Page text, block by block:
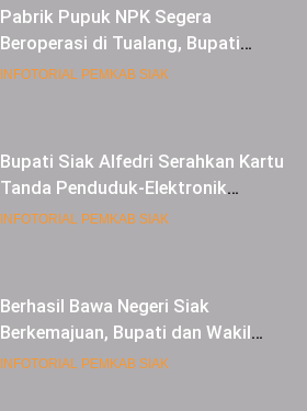
Pabrik Pupuk NPK Segera
Beroperasi di Tualang, Bupati
Alfedri Investasi ini Tingkatkan
INFOTORIAL PEMKAB SIAK
Bupati Siak Alfedri Serahkan Kartu
Tanda Penduduk-Elektronik
Kepada Pelajar SMK 1 Koto Gasib
INFOTORIAL PEMKAB SIAK
Berhasil Bawa Negeri Siak
Berkemajuan, Bupati dan Wakil
Bupati Siak Terima Gelar Adat
INFOTORIAL PEMKAB SIAK